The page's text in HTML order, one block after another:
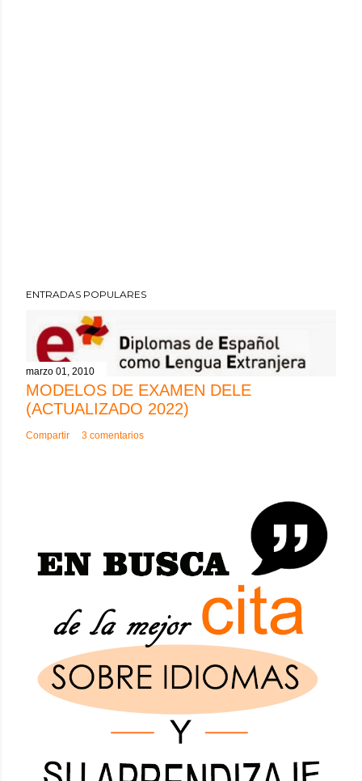
ENTRADAS POPULARES
marzo 01, 2010
MODELOS DE EXAMEN DELE
(ACTUALIZADO 2022)
Compartir 3 comentarios